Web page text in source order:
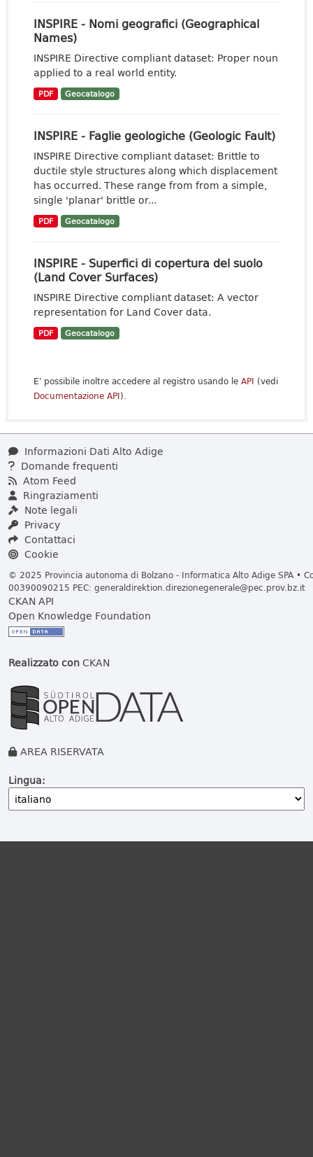
INSPIRE - Nomi geografici (Geographical
Names)
INSPIRE Directive compliant dataset: Proper noun
applied to a real world entity.
PDF Geocatalogo
INSPIRE - Faglie geologiche (Geologic Fault)
INSPIRE Directive compliant dataset: Brittle to
ductile style structures along which displacement
has occurred. These range from from a simple,
single 'planar' brittle or...
PDF Geocatalogo
INSPIRE - Superfici di copertura del suolo
(Land Cover Surfaces)
INSPIRE Directive compliant dataset: A vector
representation for Land Cover data.
PDF Geocatalogo
E' possibile inoltre accedere al registro usando le API (vedi
Documentazione API).
Informazioni Dati Alto Adige
Domande frequenti
Atom Feed
Ringraziamenti
Note legali
Privacy
Contattaci
Cookie
© 2025 Provincia autonoma di Bolzano - Informatica Alto Adige SPA •
00390090215 PEC: generaldirektion.direzionegenerale@pec.prov.bz.it
CKAN API
Open Knowledge Foundation
Realizzato conCKAN
AREA RISERVATA
Lingua